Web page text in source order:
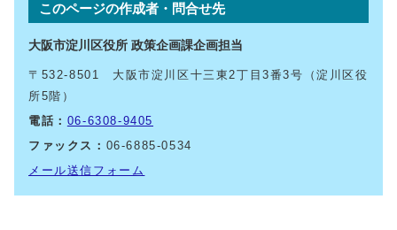
このページの作成者・問合せ先
大阪市淀川区役所 政策企画課企画担当
〒532-8501 大阪市淀川区十三東2丁目3番3号（淀川区役
所5階）
電話： 06-6308-9405
ファックス： 06-6885-0534
メール送信フォーム